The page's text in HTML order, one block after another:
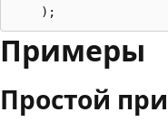
Примеры
Простой